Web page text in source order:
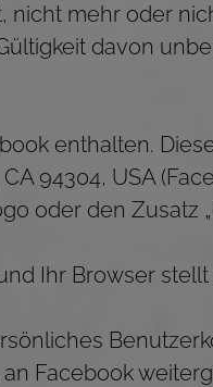
nicht mehr oder
davon
enthalten.
94304, USA
oder den Zusatz
Ihr Browser
Facebook